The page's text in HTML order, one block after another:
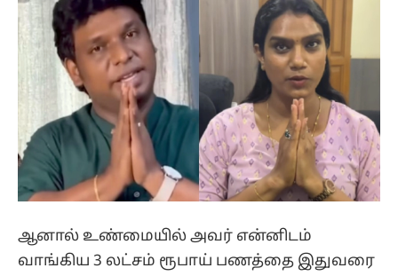
ஆனால் உண்மையில் அவர் என்னிடம்
வாங்கிய 3 லட்சம் ரூபாய் பணத்தை இதுவரை